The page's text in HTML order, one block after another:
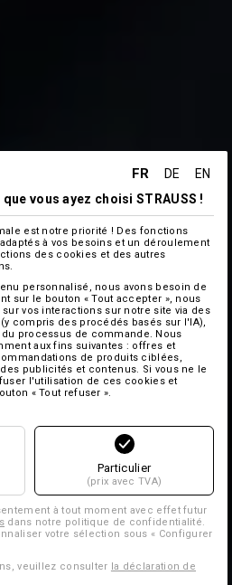
FR DE
EN
vous ayez choisi STRAUSS !
est notre priorité ! Des fonctions
à vos besoins et un déroulement
des cookies et des autres
personnalisé, nous avons besoin de
sur le bouton « Tout accepter », nous
vos interactions sur notre site via des
compris des procédés basés sur l'IA),
processus de commande. Nous
aux fins suivantes : offres et
de produits ciblées,
publicités et contenus. Si vous ne le
l'utilisation de ces cookies et
« Tout refuser ».
Particulier
(prix avec TVA)
à tout moment avec effet futur
dans notre politique de confidentialité.
votre sélection sous « Configurer
veuillez consulter la déclaration de